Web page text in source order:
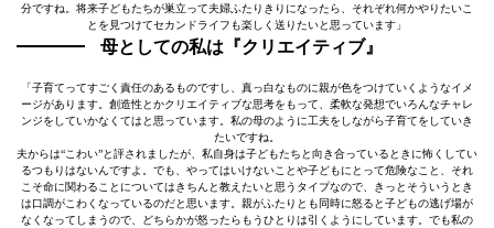
分ですね。将来子どもたちが巣立って夫婦ふたりきりになったら、それぞれ何かやりたいこ
とを見つけてセカンドライフも楽しく送りたいと思っています」
母としての私は『クリエイティブ』
「子育てってすごく責任のあるものですし、真っ白なものに親が色をつけていくようなイメ
ージがあります。創造性とかクリエイティブな思考をもって、柔軟な発想でいろんなチャレ
ンジをしていかなくてはと思っています。私の母のように工夫をしながら子育てをしていき
たいですね。
夫からは“こわい”と評されましたが、私自身は子どもたちと向き合っているときに怖くしてい
るつもりはないんですよ。でも、やってはいけないことや子どもにとって危険なこと、それ
こそ命に関わることについてはきちんと教えたいと思うタイプなので、きっとそういうとき
は口調がこわくなっているのだと思います。親がふたりとも同時に怒ると子どもの逃げ場が
なくなってしまうので、どちらかが怒ったらもうひとりは引くようにしています。でも私の